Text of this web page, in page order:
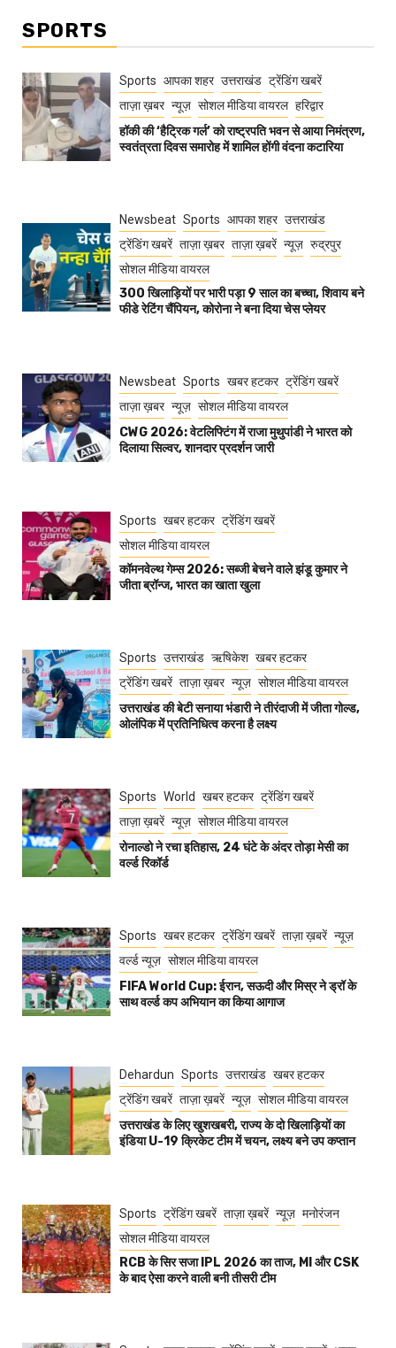
SPORTS
Sports आपका शहर उत्तराखंड ट्रेंडिंग खबरें
ताज़ा ख़बर न्यूज़ सोशल मीडिया वायरल हरिद्वार
हॉकी की ‘हैट्रिक गर्ल’ को राष्ट्रपति भवन से आया निमंत्रण,
स्वतंत्रता दिवस समारोह में शामिल होंगी वंदना कटारिया
Newsbeat Sports आपका शहर उत्तराखंड
ट्रेंडिंग खबरें ताज़ा ख़बर ताज़ा ख़बरें न्यूज़ रुद्रपुर
सोशल मीडिया वायरल
300 खिलाड़ियों पर भारी पड़ा 9 साल का बच्चा, शिवाय बने
फीडे रेटिंग चैंपियन, कोरोना ने बना दिया चेस प्लेयर
Newsbeat Sports खबर हटकर ट्रेंडिंग खबरें
ताज़ा ख़बर न्यूज़ सोशल मीडिया वायरल
CWG 2026: वेटलिफ्टिंग में राजा मुथुपांडी ने भारत को
दिलाया सिल्वर, शानदार प्रदर्शन जारी
Sports खबर हटकर ट्रेंडिंग खबरें
सोशल मीडिया वायरल
कॉमनवेल्थ गेम्स 2026: सब्जी बेचने वाले झंडू कुमार ने
जीता ब्रॉन्ज, भारत का खाता खुला
Sports उत्तराखंड ऋषिकेश खबर हटकर
ट्रेंडिंग खबरें ताज़ा ख़बर न्यूज़ सोशल मीडिया वायरल
उत्तराखंड की बेटी सनाया भंडारी ने तीरंदाजी में जीता गोल्ड,
ओलंपिक में प्रतिनिधित्व करना है लक्ष्य
Sports World खबर हटकर ट्रेंडिंग खबरें
ताज़ा ख़बरें न्यूज़ सोशल मीडिया वायरल
रोनाल्डो ने रचा इतिहास, 24 घंटे के अंदर तोड़ा मेसी का
वर्ल्ड रिकॉर्ड
Sports खबर हटकर ट्रेंडिंग खबरें ताज़ा ख़बरें न्यूज़
वर्ल्ड न्यूज़ सोशल मीडिया वायरल
FIFA World Cup: ईरान, सऊदी और मिस्र ने ड्रॉ के
साथ वर्ल्ड कप अभियान का किया आगाज
Dehardun Sports उत्तराखंड खबर हटकर
ट्रेंडिंग खबरें ताज़ा ख़बरें न्यूज़ सोशल मीडिया वायरल
उत्तराखंड के लिए खुशखबरी, राज्य के दो खिलाड़ियों का
इंडिया U-19 क्रिकेट टीम में चयन, लक्ष्य बने उप कप्तान
Sports ट्रेंडिंग खबरें ताज़ा ख़बरें न्यूज़ मनोरंजन
सोशल मीडिया वायरल
RCB के सिर सजा IPL 2026 का ताज, MI और CSK
के बाद ऐसा करने वाली बनी तीसरी टीम